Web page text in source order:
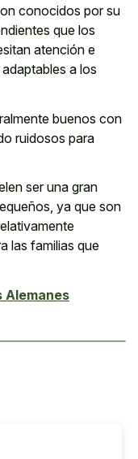
conocidos por su
que los
atención e
a los
buenos con
ruidosos para
ser una gran
ya que son
las familias que
Alemanes